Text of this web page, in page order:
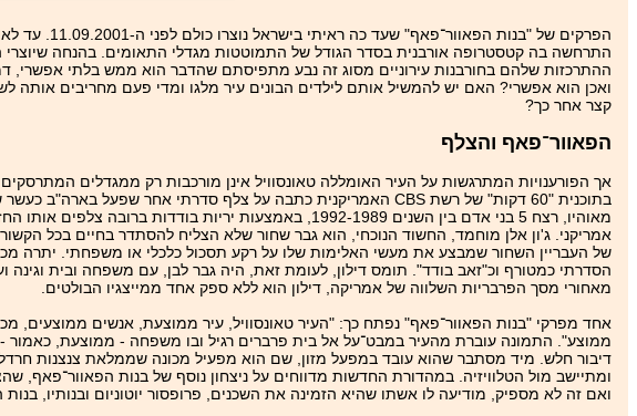
הפרקים של
התרחשה בה קטסטרופה אורבנית בסדר הגודל של התמוטטות מגדלי התאומים. בהנחה שיוצרי
ההתרכזות שלהם בחורבנות עירוניים מסוג זה נבע מתפיסתם שהדבר הוא ממש בלתי אפשרי,
ואכן הוא אפשרי? האם יש להמשיל אותם לילדים הבונים עיר מלגו ומדי פעם מחריבים
קצר אחר כך?
הפאוור־פאף והצלף
אך הפורענויות המתרגשות על העיר האומללה טאונסוויל אינן מורכבות רק ממגדלים
מאוהיו, רצח 5 בני אדם בין השנים 1992-1989, באמצעות
אמריקני. ג'ון אלן מוחמד, החשוד הנוכחי, הוא גבר שחור שלא הצליח להסתדר בחיים בכל
של העבריין השחור שמבצע את מעשי האלימות שלו על רקע תסכול כלכלי או משפחתי. יתרה
הסדרתי כמטורף וכ"זאב בודד". תומס דילון, לעומת זאת, היה גבר לבן, עם משפחה ובית
מאחורי מסך הפרבריות השלווה של אמריקה, דילון הוא ללא ספק אחד ממייצגיו הבולטים.
אחד מפרקי "בנות הפאוור־פאף" נפתח כך: "העיר טאונסוויל, עיר ממוצעת, אנשים
ממוצע". התמונה עוברת מהעיר במבט־על אל בית פרברים רגיל ובו משפחה - ממוצעת, כאמור
דיבור חלש. מיד מסתבר שהוא עובד במפעל מזון, שם הוא מפעיל מכונה שממלאת צנצנות
ומתיישב מול הטלוויזיה. במהדורת החדשות מדווחים על ניצחון נוסף של בנות
ואם זה לא מספיק, מודיעה לו אשתו שהיא הזמינה את השכנים, פרופסור יוטוניום ובנותיו,